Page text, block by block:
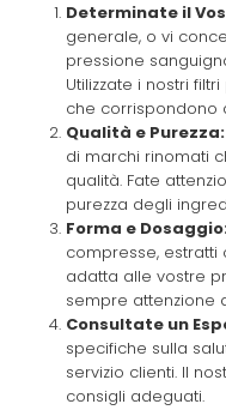
Determinate il
generale, o vi
pressione
Utilizzate i nostri
che corrispondono
Qualità e Purezza:
di marchi rinomati
qualità. Fate
purezza degli
Forma e
compresse, estratti
adatta alle vostre
sempre attenzione
Consultate un
specifiche sulla
servizio clienti. Il
consigli adeguati.